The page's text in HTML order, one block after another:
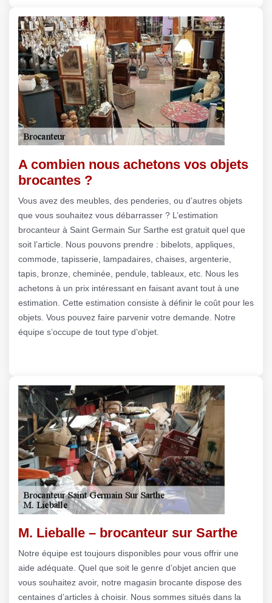
A combien nous achetons vos objets
brocantes ?
Vous avez des meubles, des penderies, ou d’autres objets
que vous souhaitez vous débarrasser ? L’estimation
brocanteur à Saint Germain Sur Sarthe est gratuit quel que
soit l’article. Nous pouvons prendre : bibelots, appliques,
commode, tapisserie, lampadaires, chaises, argenterie,
tapis, bronze, cheminée, pendule, tableaux, etc. Nous les
achetons à un prix intéressant en faisant avant tout à une
estimation. Cette estimation consiste à définir le coût pour les
objets. Vous pouvez faire parvenir votre demande. Notre
équipe s’occupe de tout type d’objet.
M. Lieballe – brocanteur sur Sarthe
Notre équipe est toujours disponibles pour vous offrir une
aide adéquate. Quel que soit le genre d’objet ancien que
vous souhaitez avoir, notre magasin brocante dispose des
centaines d’articles à choisir. Nous sommes situés dans la